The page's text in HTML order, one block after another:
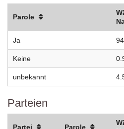
Parole
Ja
Keine
unbekannt
Parteien
Partei Parole